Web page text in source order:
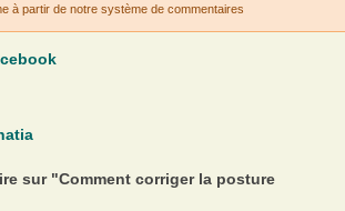
à partir de notre système de commentaires
sur "Comment corriger la posture